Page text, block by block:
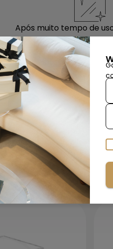
Após muito tempo de
deixa a peça
Evite riscar o acrílico
processo. Antes de
remova qualquer sujeira
com ajuda de um pano